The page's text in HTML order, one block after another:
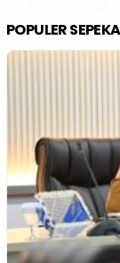
POPULER